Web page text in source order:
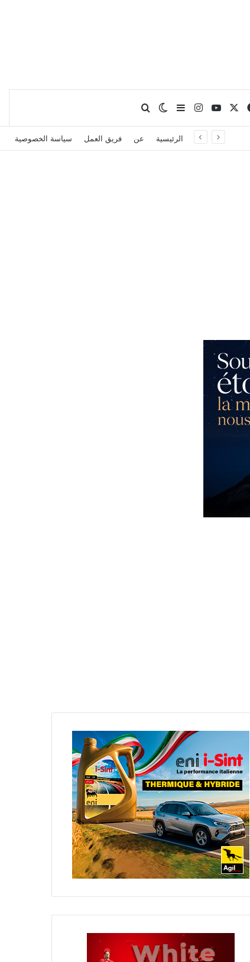
فيسبوك يوتيوبانستقرامإضافة عمود جانبي
الوضع المظلم
بحث عن
الرئيسية عن فريق العمل سياسة الخصوصية